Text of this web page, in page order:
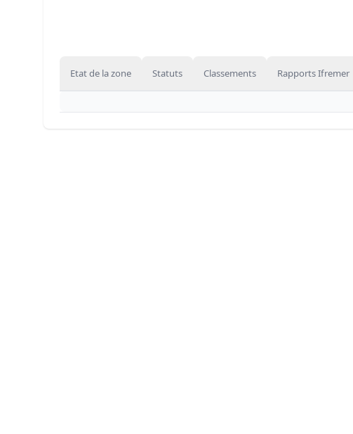
Etat de la zone Statuts Classements Rapports Ifremer